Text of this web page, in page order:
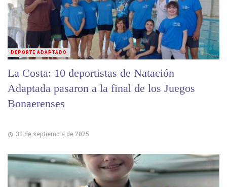
La Costa: 10 deportistas de Natación
Adaptada pasaron a la final de los Juegos
Bonaerenses
30 de septiembre de 2025
DEPORTE ADAPTADO